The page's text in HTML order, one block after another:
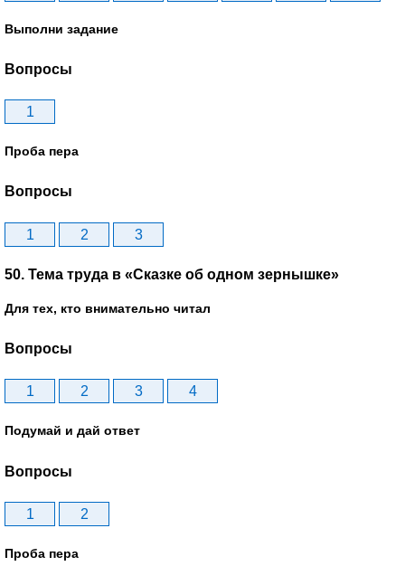
Выполни задание
Вопросы
1
Проба пера
Вопросы
1 2 3
50. Тема труда в «Сказке об одном зернышке»
Для тех, кто внимательно читал
Вопросы
1 2 3 4
Подумай и дай ответ
Вопросы
1 2
Проба пера